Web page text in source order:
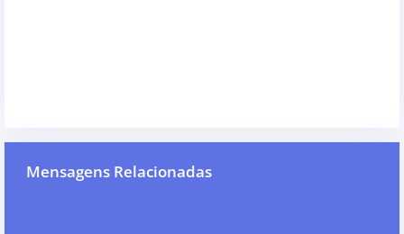
Mensagens Relacionadas